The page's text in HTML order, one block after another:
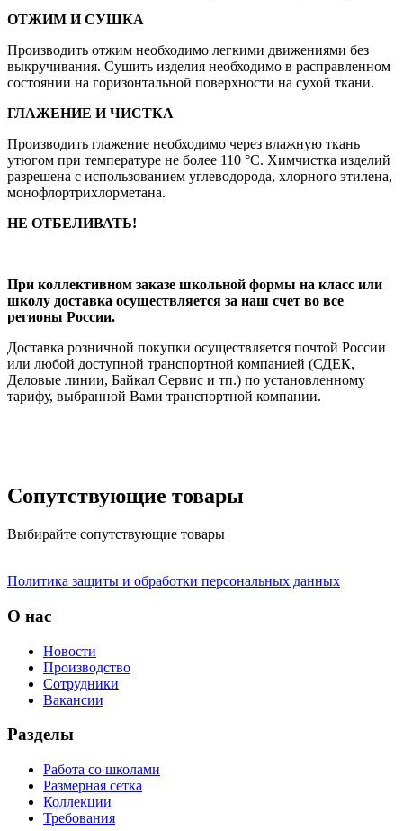
ОТЖИМ И СУШКА
Производить отжим необходимо легкими движениями без
выкручивания. Сушить изделия необходимо в расправленном
состоянии на горизонтальной поверхности на сухой ткани.
ГЛАЖЕНИЕ И ЧИСТКА
Производить глажение необходимо через влажную ткань
утюгом при температуре не более 110 °С. Химчистка изделий
разрешена с использованием углеводорода, хлорного этилена,
монофлортрихлорметана.
НЕ ОТБЕЛИВАТЬ!
При коллективном заказе школьной формы на класс или
школу доставка осуществляется за наш счет во все
регионы России.
Доставка розничной покупки осуществляется почтой России
или любой доступной транспортной компанией (СДЕК,
Деловые линии, Байкал Сервис и тп.) по установленному
тарифу, выбранной Вами транспортной компании.
Сопутствующие товары
Выбирайте сопутствующие товары
Политика защиты и обработки персональных данных
О нас
Новости
Производство
Сотрудники
Вакансии
Разделы
Работа со школами
Размерная сетка
Коллекции
Требования